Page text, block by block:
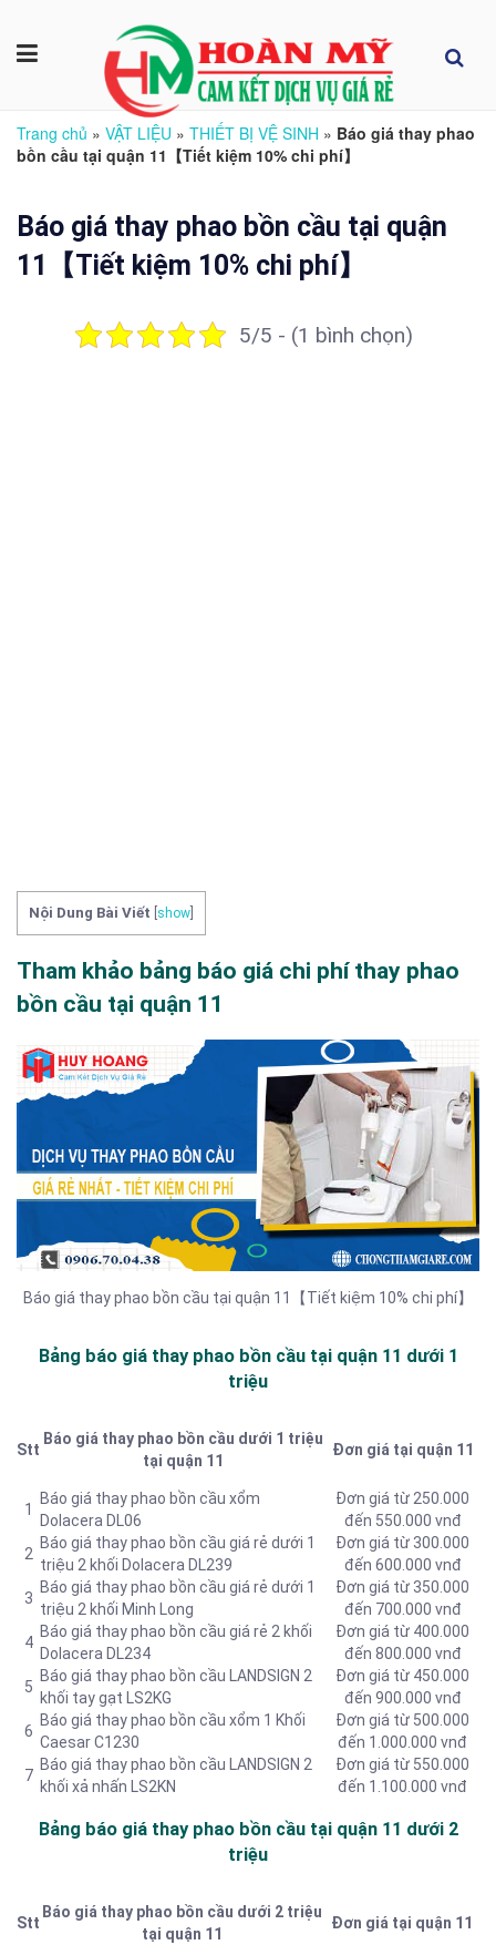
Trang chủ » VẬT LIỆU » THIẾT BỊ VỆ SINH » Báo giá thay phao
bồn cầu tại quận 11【Tiết kiệm 10% chi phí】
Báo giá thay phao bồn cầu tại quận
11【Tiết kiệm 10% chi phí】
5/5 - (1 bình chọn)
Nội Dung Bài Viết show
Tham khảo bảng báo giá chi phí thay phao
bồn cầu tại quận 11
Báo giá thay phao bồn cầu tại quận 11【Tiết kiệm 10% chi phí】
Bảng báo giá thay phao bồn cầu tại quận 11 dưới 1
triệu
Stt
Báo giá thay phao bồn cầu dưới 1 triệu
tại quận 11
Đơn giá tại quận 11
1
Báo giá thay phao bồn cầu xổm
Dolacera DL06
Đơn giá từ 250.000
đến 550.000 vnđ
2
Báo giá thay phao bồn cầu giá rẻ dưới 1
triệu 2 khối Dolacera DL239
Đơn giá từ 300.000
đến 600.000 vnđ
3
Báo giá thay phao bồn cầu giá rẻ dưới 1
triệu 2 khối Minh Long
Đơn giá từ 350.000
đến 700.000 vnđ
4
Báo giá thay phao bồn cầu giá rẻ 2 khối
Dolacera DL234
Đơn giá từ 400.000
đến 800.000 vnđ
5
Báo giá thay phao bồn cầu LANDSIGN 2
khối tay gạt LS2KG
Đơn giá từ 450.000
đến 900.000 vnđ
6
Báo giá thay phao bồn cầu xổm 1 Khối
Caesar C1230
Đơn giá từ 500.000
đến 1.000.000 vnđ
7
Báo giá thay phao bồn cầu LANDSIGN 2
khối xả nhấn LS2KN
Đơn giá từ 550.000
đến 1.100.000 vnđ
Bảng báo giá thay phao bồn cầu tại quận 11 dưới 2
triệu
Stt
Báo giá thay phao bồn cầu dưới 2 triệu
tại quận 11
Đơn giá tại quận 11